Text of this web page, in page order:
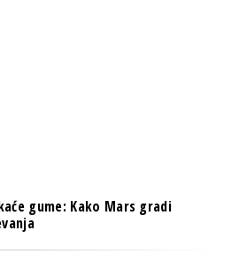
gume: Kako Mars gradi